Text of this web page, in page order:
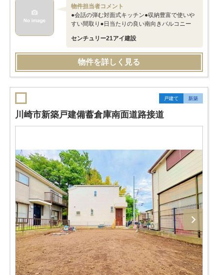
物件担当者コメント
●会話の弾む対面式キッチン●収納豊富で使いや
すい間取り●日当たりの良い南向きバルコニー
センチュリー21アイ建設
物件を詳しく見る
戸建て 新築
川崎市新築戸建備蓄倉庫南面道路接道